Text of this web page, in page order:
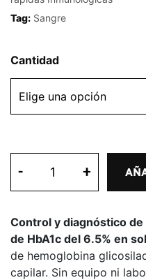
Tag: Sangre
Cantidad
- +
Control y diagnóstico
de HbA1c del 6.5% en
de hemoglobina
capilar. Sin equipo ni